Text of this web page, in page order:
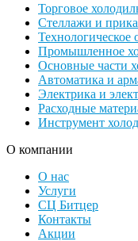
Торговое
Стеллажи и
Технологическое
Промышленное
Основные части
Автоматика и
Электрика и
Расходные
Инструмент
О компании
О нас
Услуги
СЦ Битцер
Контакты
Акции